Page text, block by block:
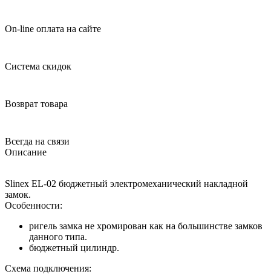
On-line оплата на сайте
Система скидок
Возврат товара
Всегда на связи
Описание
Slinex EL-02 бюджетный электромеханический накладной
замок.
Особенности:
ригель замка не хромирован как на большинстве замков
данного типа.
бюджетный цилиндр.
Схема подключения: